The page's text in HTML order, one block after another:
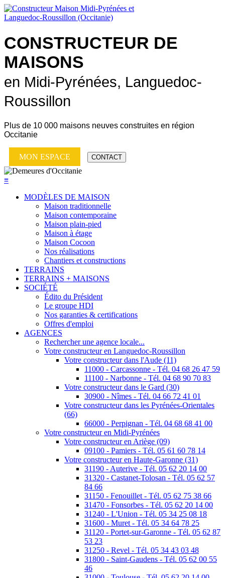
CONSTRUCTEUR DE
MAISONS
en Midi-Pyrénées, Languedoc-
Roussillon
Plus de 10 000 maisons neuves construites en région
Occitanie
MON ESPACE CONTACT
≡
MODÈLES DE MAISON
Maison traditionnelle
Maison contemporaine
Maison plain-pied
Maison à étage
Maison Cocoon
Nos réalisations
Chantiers et constructions
TERRAINS
TERRAINS + MAISONS
SOCIÉTÉ
Édito du Président
Le groupe HDI
Nos garanties & certifications
Offres d'emploi
AGENCES
Rechercher une agence locale...
Votre constructeur en Languedoc-Roussillon
Votre constructeur dans l'Aude (11)
11000 - Carcassonne - Tél. 04 68 26 47 59
11100 - Narbonne - Tél. 04 68 90 70 83
Votre constructeur dans le Gard (30)
30900 - Nîmes - Tél. 04 66 72 41 01
Votre constructeur dans les Pyrénées-Orientales
(66)
66000 - Perpignan - Tél. 04 68 68 41 00
Votre constructeur en Midi-Pyrénées
Votre constructeur en Ariège (09)
09100 - Pamiers - Tél. 05 61 60 78 14
Votre constructeur en Haute-Garonne (31)
31190 - Auterive - Tél. 05 62 20 14 00
31320 - Castanet-Tolosan - Tél. 05 62 57
84 66
31150 - Fenouillet - Tél. 05 62 75 38 66
31470 - Fonsorbes - Tél. 05 62 20 14 00
31240 - L'Union - Tél. 05 34 25 08 18
31600 - Muret - Tél. 05 34 64 78 25
31120 - Portet-sur-Garonne - Tél. 05 62 87
53 23
31250 - Revel - Tél. 05 34 43 03 48
31800 - Saint-Gaudens - Tél. 05 62 00 55
46